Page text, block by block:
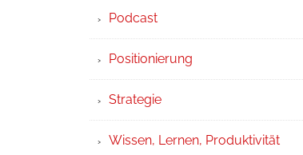
Podcast
Positionierung
Strategie
Wissen, Lernen, Produktivität